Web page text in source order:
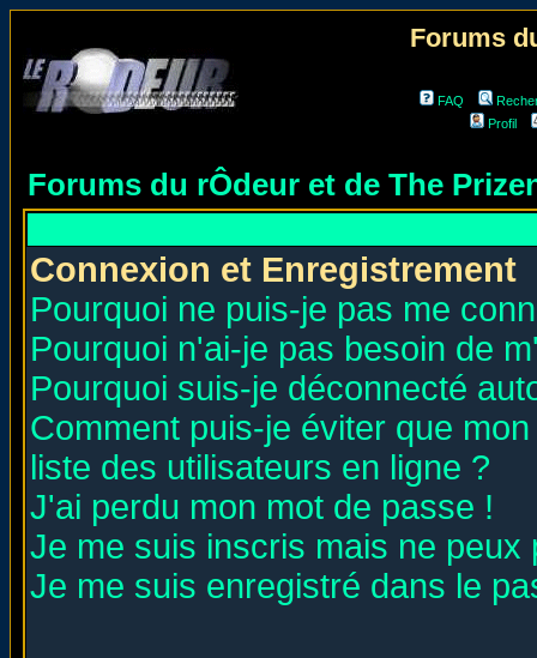
Forums
FAQ
Profil
Forums du rÔdeur et de The
Connexion et Enregistrement
Pourquoi ne puis-je pas me
Pourquoi n'ai-je pas besoin de
Pourquoi suis-je déconnecté
Comment puis-je éviter que
liste des utilisateurs en ligne ?
J'ai perdu mon mot de passe !
Je me suis inscris mais ne peux
Je me suis enregistré dans le